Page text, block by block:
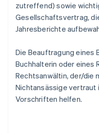
zutreffend) sowie
Gesellschaftsvertrag,
Jahresberichte
Die Beauftragung eines
Buchhalterin oder eines
Rechtsanwältin, der/die
Nichtansässige vertraut
Vorschriften helfen.